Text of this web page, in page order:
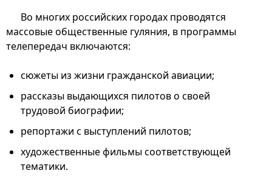
Во многих российских городах проводятся
массовые общественные гуляния, в программы
телепередач включаются:
сюжеты из жизни гражданской авиации;
рассказы выдающихся пилотов о своей
трудовой биографии;
репортажи с выступлений пилотов;
художественные фильмы соответствующей
тематики.